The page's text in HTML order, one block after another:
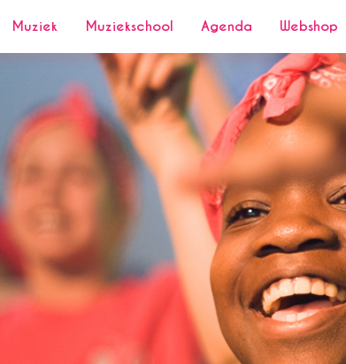
Muziek Muziekschool Agenda Webshop